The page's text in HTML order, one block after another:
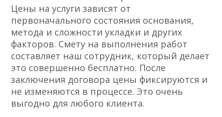
Цены на услуги зависят от
первоначального состояния основания,
метода и сложности укладки и других
факторов. Смету на выполнения работ
составляет наш сотрудник, который делает
это совершенно бесплатно. После
заключения договора цены фиксируются и
не изменяются в процессе. Это очень
выгодно для любого клиента.